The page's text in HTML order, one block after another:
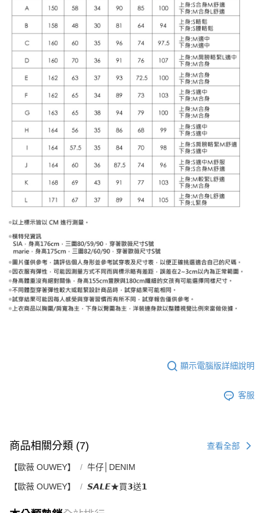
顯示電腦版詳細說明
客服
商品相關分類 (7) 查看全部
【歐薇 OUWEY】 牛仔│DENIM
【歐薇 OUWEY】 𝙎𝘼𝙇𝙀★買𝟯送𝟭